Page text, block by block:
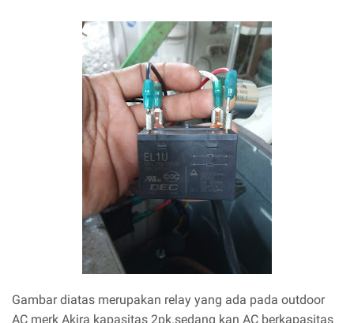
Gambar diatas merupakan relay yang ada pada outdoor
AC merk Akira kapasitas 2pk.sedang kan AC berkapasitas